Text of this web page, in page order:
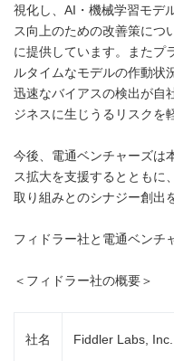
視化し、AI・機械学習モデ
ス向上のための改善策につ
に提供しています。またプ
ルタイムなモデルの作動状
迅速なバイアスの検出が自
ジネスに生じうるリスクを
今後、電通ベンチャーズは
ス拡大を支援するとともに
取り組みとのシナジー創出
フィドラー社と電通ベンチ
＜フィドラー社の概要＞
社名 Fiddler Labs, Inc.